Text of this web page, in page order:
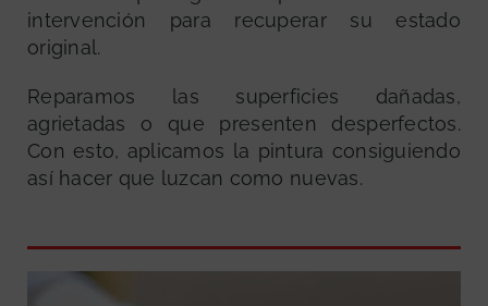
intervención para recuperar su estado
original.
Reparamos las superficies dañadas,
agrietadas o que presenten desperfectos.
Con esto, aplicamos la pintura consiguiendo
así hacer que luzcan como nuevas.